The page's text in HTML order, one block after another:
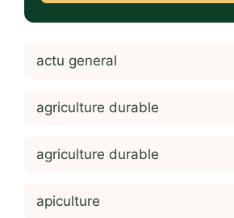
actu general
agriculture durable
agriculture durable
apiculture